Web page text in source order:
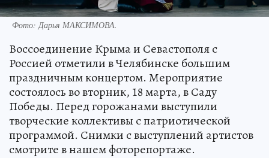
Фото: Дарья МАКСИМОВА.
Воссоединение Крыма и Севастополя с
Россией отметили в Челябинске большим
праздничным концертом. Мероприятие
состоялось во вторник, 18 марта, в Саду
Победы. Перед горожанами выступили
творческие коллективы с патриотической
программой. Снимки с выступлений артистов
смотрите в нашем фоторепортаже.